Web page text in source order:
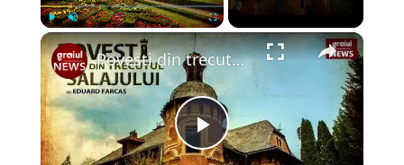
Play Unmute Fullscreen ×
Play
Povesti din trecutul Salajului Episodul 1